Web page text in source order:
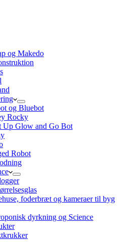
og Makedo
og Bluebot
Rocky
Up Glow and Go Bot
Robot
foderbræt og kameraer til byg
dyrkning og Science